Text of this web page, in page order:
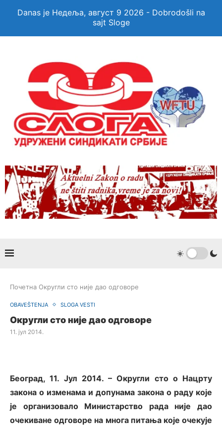
Danas je Недеља, август 9 2026 - Dobrodošli na
sajt Sloge
Почетна Округли сто није дао одговоре
OBAVEŠTENJA SLOGA VESTI
Округли сто није дао одговоре
11. јул 2014.
Београд, 11. Јул 2014. – Округли сто о Нацрту
закона о изменама и допунама закона о раду које
је организовало Министарство рада није дао
очекиване одговоре на многа питања које очекује